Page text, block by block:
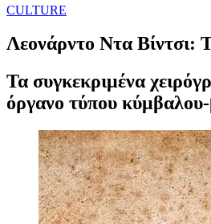
CULTURE
Λεονάρντο Ντα Βίντσι:
Τα συγκεκριμένα
όργανο τύπου κύμβαλου-